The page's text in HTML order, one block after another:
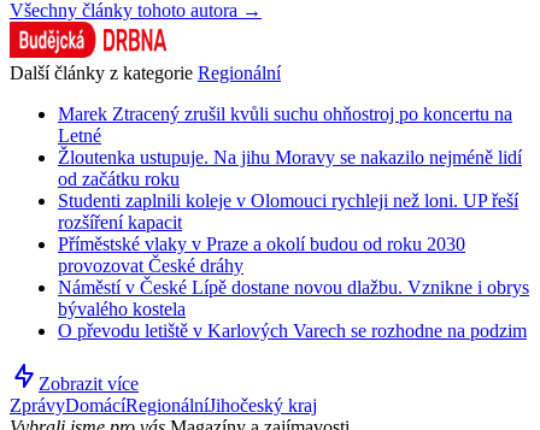
Všechny články tohoto autora →
Další články z kategorie Regionální
Marek Ztracený zrušil kvůli suchu ohňostroj po koncertu na
Letné
Žloutenka ustupuje. Na jihu Moravy se nakazilo nejméně lidí
od začátku roku
Studenti zaplnili koleje v Olomouci rychleji než loni. UP řeší
rozšíření kapacit
Příměstské vlaky v Praze a okolí budou od roku 2030
provozovat České dráhy
Náměstí v České Lípě dostane novou dlažbu. Vznikne i obrys
bývalého kostela
O převodu letiště v Karlových Varech se rozhodne na podzim
Zobrazit více
ZprávyDomácíRegionálníJihočeský kraj